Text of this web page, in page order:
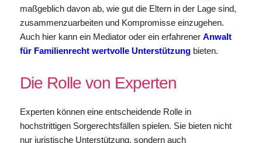
maßgeblich davon ab, wie gut die Eltern in der Lage sind,
zusammenzuarbeiten und Kompromisse einzugehen.
Auch hier kann ein Mediator oder ein erfahrener Anwalt
für Familienrecht wertvolle Unterstützungbieten.
Die Rolle von Experten
Experten können eine entscheidende Rolle in
hochstrittigen Sorgerechtsfällen spielen. Sie bieten nicht
nur juristische Unterstützung, sondern auch